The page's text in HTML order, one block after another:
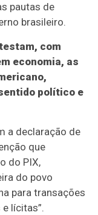
pautas de
brasileiro.
com
economia, as
político e
a declaração de
que
do PIX,
do povo
para transações
lícitas”.